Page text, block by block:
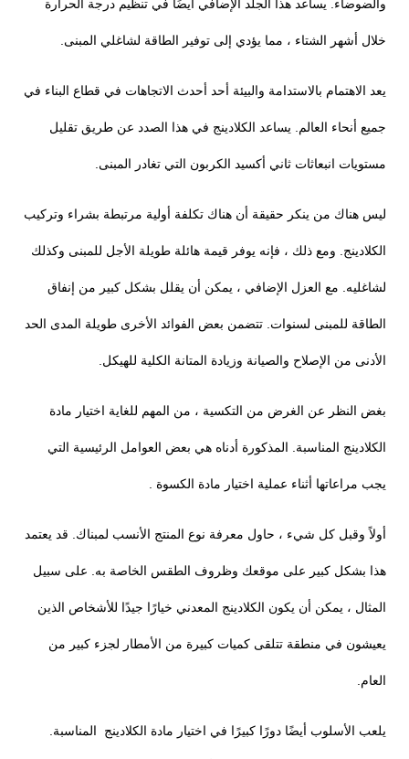
والضوضاء. يساعد هذا الجلد الإضافي أيضًا في تنظيم درجة الحرارة
خلال أشهر الشتاء ، مما يؤدي إلى توفير الطاقة لشاغلي المبنى.
يعد الاهتمام بالاستدامة والبيئة أحد أحدث الاتجاهات في قطاع البناء في
جميع أنحاء العالم. يساعد الكلادينج في هذا الصدد عن طريق تقليل
مستويات انبعاثات ثاني أكسيد الكربون التي تغادر المبنى.
ليس هناك من ينكر حقيقة أن هناك تكلفة أولية مرتبطة بشراء وتركيب
الكلادينج. ومع ذلك ، فإنه يوفر قيمة هائلة طويلة الأجل للمبنى وكذلك
لشاغليه. مع العزل الإضافي ، يمكن أن يقلل بشكل كبير من إنفاق
الطاقة للمبنى لسنوات. تتضمن بعض الفوائد الأخرى طويلة المدى الحد
الأدنى من الإصلاح والصيانة وزيادة المتانة الكلية للهيكل.
بغض النظر عن الغرض من التكسية ، من المهم للغاية اختيار مادة
الكلادينج المناسبة. المذكورة أدناه هي بعض العوامل الرئيسية التي
يجب مراعاتها أثناء عملية اختيار مادة الكسوة .
أولاً وقبل كل شيء ، حاول معرفة نوع المنتج الأنسب لمبناك. قد يعتمد
هذا بشكل كبير على موقعك وظروف الطقس الخاصة به. على سبيل
المثال ، يمكن أن يكون الكلادينج المعدني خيارًا جيدًا للأشخاص الذين
يعيشون في منطقة تتلقى كميات كبيرة من الأمطار لجزء كبير من
العام.
يلعب الأسلوب أيضًا دورًا كبيرًا في اختيار مادة الكلادينج المناسبة.